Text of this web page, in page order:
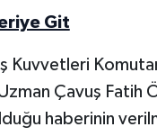
Git
Kuvvetleri
Çavuş Fatih
haberinin